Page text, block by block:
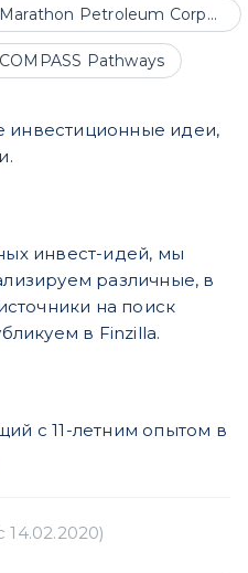
ТОП-3 аналитиков по Marathon Petroleum Corporation
Pathways
инвестиционные идеи,
инвест-идей, мы
различные, в
на поиск
в Finzilla.
с 11-летним опытом в
14.02.2020)